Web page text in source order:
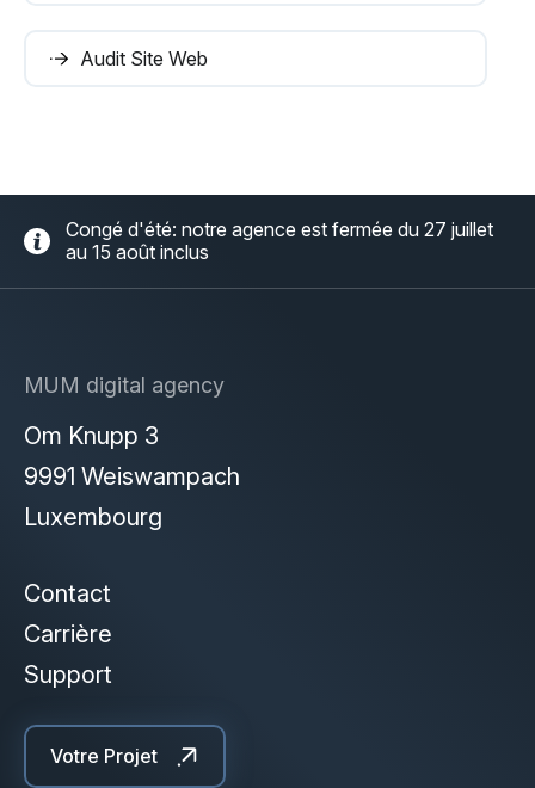
Audit Site Web
Congé d'été: notre agence est fermée du 27 juillet
au 15 août inclus
MUM digital agency
Om Knupp 3
9991 Weiswampach
Luxembourg
Contact
Carrière
Support
Votre Projet